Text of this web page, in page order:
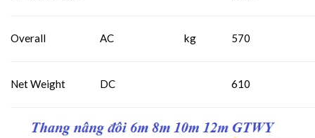
Overall AC kg 570
Net Weight DC 610